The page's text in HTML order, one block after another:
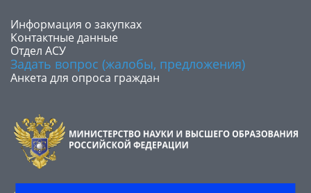
​Информация о закупках
Контактные данные
Отдел АСУ
Задать вопрос (жалобы, предложения)
Анкета для опроса граждан